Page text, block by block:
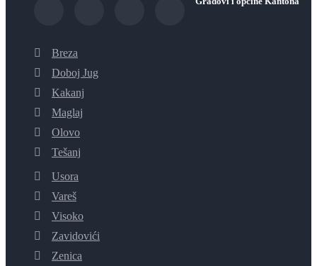
Breza
Doboj Jug
Kakanj
Maglaj
Olovo
Tešanj
Usora
Vareš
Visoko
Zavidovići
Zenica